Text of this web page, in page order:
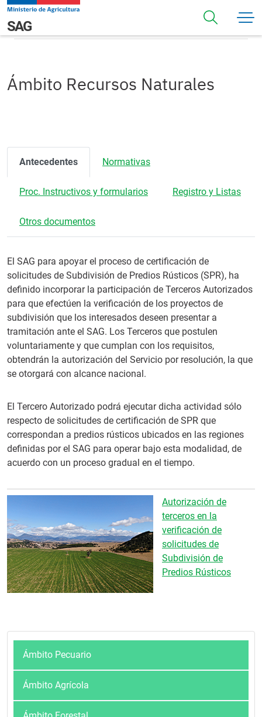
Pasar al contenido principal
Navegación principal
SAGÁmbito Recursos Naturales
Ámbito Recursos Naturales
Antecedentes Normativas
Proc. Instructivos y formularios Registro y Listas
Otros documentos
El SAG para apoyar el proceso de certificación de
solicitudes de Subdivisión de Predios Rústicos (SPR), ha
definido incorporar la participación de Terceros Autorizados
para que efectúen la verificación de los proyectos de
subdivisión que los interesados deseen presentar a
tramitación ante el SAG. Los Terceros que postulen
voluntariamente y que cumplan con los requisitos,
obtendrán la autorización del Servicio por resolución, la que
se otorgará con alcance nacional.
El Tercero Autorizado podrá ejecutar dicha actividad sólo
respecto de solicitudes de certificación de SPR que
correspondan a predios rústicos ubicados en las regiones
definidas por el SAG para operar bajo esta modalidad, de
acuerdo con un proceso gradual en el tiempo.
Autorización de
terceros en la
verificación de
solicitudes de
Subdivisión de
Predios Rústicos
Ámbito Pecuario
Ámbito Agrícola